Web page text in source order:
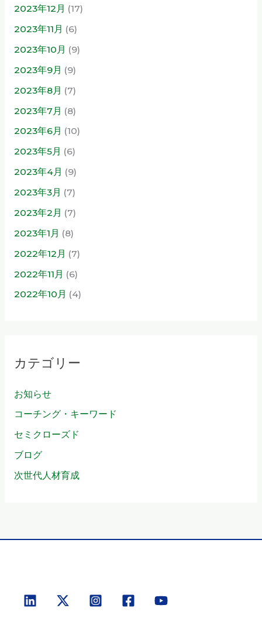
2023年12月 (17)
2023年11月 (6)
2023年10月 (9)
2023年9月 (9)
2023年8月 (7)
2023年7月 (8)
2023年6月 (10)
2023年5月 (6)
2023年4月 (9)
2023年3月 (7)
2023年2月 (7)
2023年1月 (8)
2022年12月 (7)
2022年11月 (6)
2022年10月 (4)
カテゴリー
お知らせ
コーチング・キーワード
セミクローズド
ブログ
次世代人材育成